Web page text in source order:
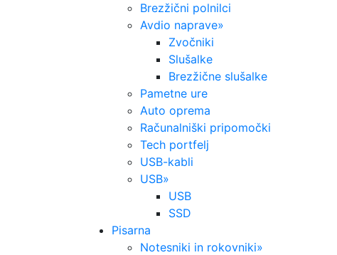
Brezžični polnilci
Avdio naprave»
Zvočniki
Slušalke
Brezžične slušalke
Pametne ure
Auto oprema
Računalniški pripomočki
Tech portfelj
USB-kabli
USB»
USB
SSD
Pisarna
Notesniki in rokovniki»